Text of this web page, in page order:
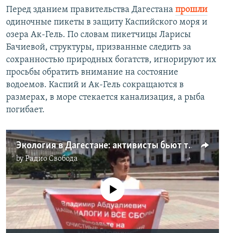
Перед зданием правительства Дагестана прошли
одиночные пикеты в защиту Каспийского моря и
озера Ак-Гель. По словам пикетчицы Ларисы
Бачиевой, структуры, призванные следить за
сохранностью природных богатств, игнорируют их
просьбы обратить внимание на состояние
водоемов. Каспий и Ак-Гель сокращаются в
размерах, в море стекается канализация, а рыба
погибает.
Экология в Дагестане: активисты бьют тревогу
byРадио Свобода
No media source currently available